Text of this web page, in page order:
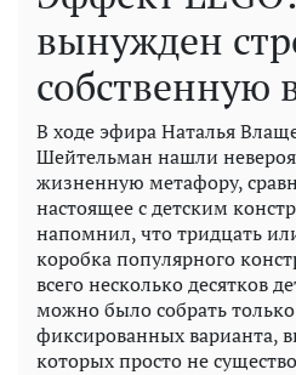
вынужден
собственную
В ходе эфира Наталья
Шейтельман нашли
жизненную метафору,
настоящее с детским
напомнил, что тридцать
коробка популярного
всего несколько десятков
можно было собрать
фиксированных варианта,
которых просто не